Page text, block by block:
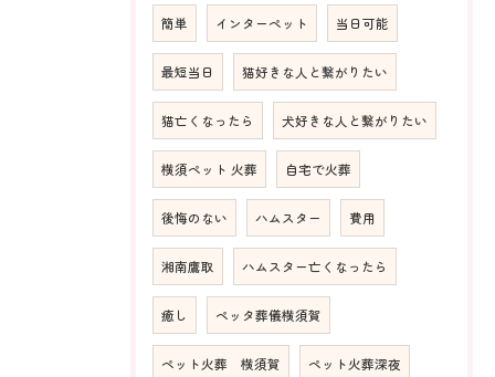
簡単 インターペット 当日可能
最短当日 猫好きな人と繋がりたい
猫亡くなったら 犬好きな人と繋がりたい
横須ペット 火葬 自宅で火葬
後悔のない ハムスター 費用
湘南鷹取 ハムスター亡くなったら
癒し ペッタ葬儀横須賀
ペット火葬 横須賀 ペット火葬深夜